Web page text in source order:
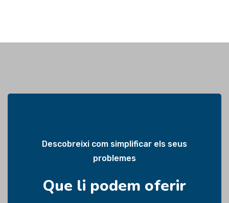
Descobreixi com simplificar els seus
problemes
Que li podem oferir